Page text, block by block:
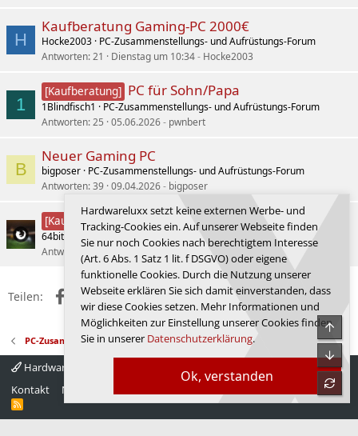
H
Kaufberatung Gaming-PC 2000€
Hocke2003 PC-Zusammenstellungs- und Aufrüstungs-Forum
Antworten 21 Dienstag um 10:34 Hocke2003
1
[Kaufberatung] PC für Sohn/Papa
1Blindfisch1
PC-Zusammenstellungs- und Aufrüstungs-Forum
Antworten 25 05.06.2026 pwnbert
B
Neuer Gaming PC
bigposer PC-Zusammenstellungs- und Aufrüstungs-Forum
Antworten 39 09.04.2026 bigposer
[Kaufberatung] Neuer PC für 1500€
64bit
PC-Zusammenstellungs- und Aufrüstungs-Forum
Antworten
20.07.2026 L_uk_e
Teilen: FacebookX (Twitter)
RedditWhatsApp
E-MailLink
PC-Zusammenstellungs- und Aufrüstungs-Forum
Hardwareluxx 4.0
Kontakt
Nutzungsbedingungen Startseite
R
Ok, verstanden
Hardwareluxx setzt keine externen Werbe- und
Tracking-Cookies ein. Auf unserer Webseite finden
Sie nur noch Cookies nach berechtigtem Interesse
(Art. 6 Abs. 1 Satz 1 lit. f DSGVO) oder eigene
funktionelle Cookies. Durch die Nutzung unserer
Webseite erklären Sie sich damit einverstanden, dass
wir diese Cookies setzen. Mehr Informationen und
Möglichkeiten zur Einstellung unserer Cookies finden
Sie in unserer Datenschutzerklärung.